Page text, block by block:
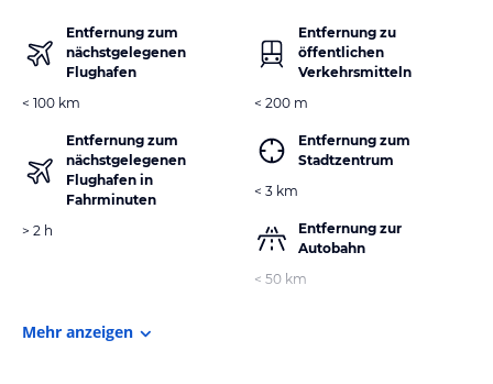
Entfernung zum
nächstgelegenen
Flughafen
< 100 km
Entfernung zum
nächstgelegenen
Flughafen in
Fahrminuten
> 2 h
Entfernung zu
öffentlichen
Verkehrsmitteln
< 200 m
Entfernung zum
Stadtzentrum
< 3 km
Entfernung zur
Autobahn
< 50 km
Mehr anzeigen